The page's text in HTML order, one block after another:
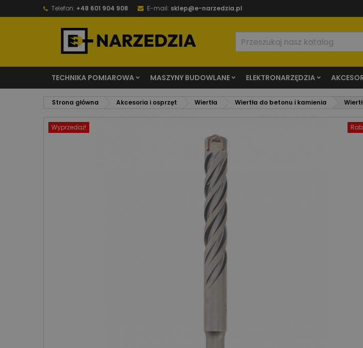
Telefon: +48 601 904 908 E-mail: sklep@e-narzedzia.pl
TECHNIKA POMIAROWA MASZYNY BUDOWLANE ELEKTRONARZĘDZIA
Strona główna Akcesoria i osprzęt Wiertła Wiertła do betonu i kamienia
Wyprzedaż!